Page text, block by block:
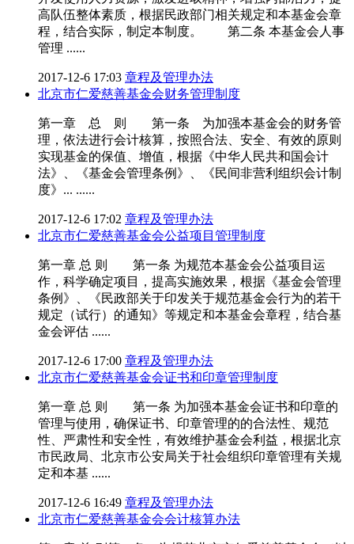
高队伍整体素质，根据民政部门相关规定和本基金会章
程，结合实际，制定本制度。 第二条 本基金会人事
管理 ......
2017-12-6 17:03 章程及管理办法
北京市仁爱慈善基金会财务管理制度
第一章 总 则 第一条 为加强本基金会的财务管
理，依法进行会计核算，按照合法、安全、有效的原则
实现基金的保值、增值，根据《中华人民共和国会计
法》、《基金会管理条例》、《民间非营利组织会计制
度》... ......
2017-12-6 17:02 章程及管理办法
北京市仁爱慈善基金会公益项目管理制度
第一章 总 则 第一条 为规范本基金会公益项目运
作，科学确定项目，提高实施效果，根据《基金会管理
条例》、《民政部关于印发关于规范基金会行为的若干
规定（试行）的通知》等规定和本基金会章程，结合基
金会评估 ......
2017-12-6 17:00 章程及管理办法
北京市仁爱慈善基金会证书和印章管理制度
第一章 总 则 第一条 为加强本基金会证书和印章的
管理与使用，确保证书、印章管理的的合法性、规范
性、严肃性和安全性，有效维护基金会利益，根据北京
市民政局、北京市公安局关于社会组织印章管理有关规
定和本基 ......
2017-12-6 16:49 章程及管理办法
北京市仁爱慈善基金会会计核算办法